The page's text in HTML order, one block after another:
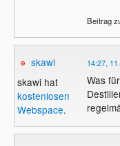
Beitrag
skawi
skawi hat
kostenlosen
Webspace.
14:27,
Was